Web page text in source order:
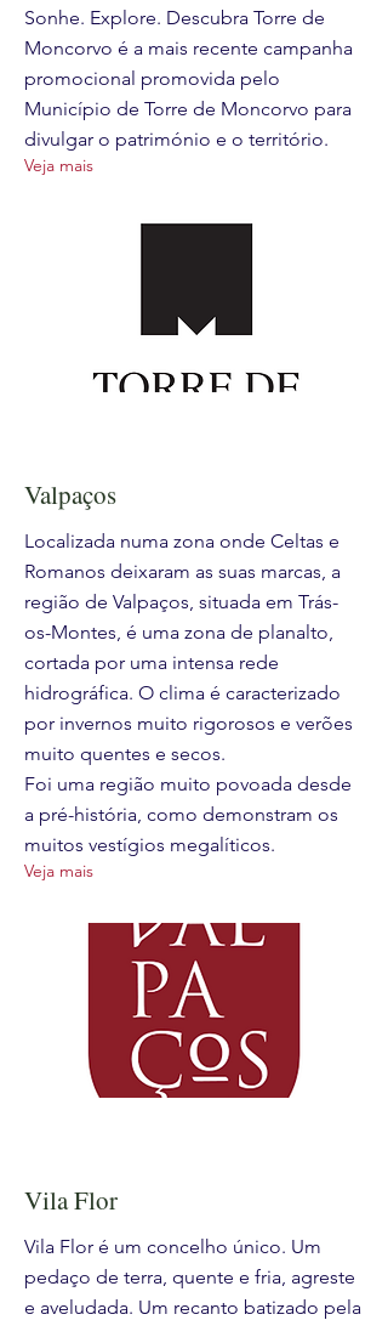
Sonhe. Explore. Descubra Torre de
Moncorvo é a mais recente campanha
promocional promovida pelo
Município de Torre de Moncorvo para
divulgar o património e o território.
Veja mais
Valpaços
Localizada numa zona onde Celtas e
Romanos deixaram as suas marcas, a
região de Valpaços, situada em Trás-
os-Montes, é uma zona de planalto,
cortada por uma intensa rede
hidrográfica. O clima é caracterizado
por invernos muito rigorosos e verões
muito quentes e secos.
Foi uma região muito povoada desde
a pré-história, como demonstram os
muitos vestígios megalíticos.
Veja mais
Vila Flor
Vila Flor é um concelho único. Um
pedaço de terra, quente e fria, agreste
e aveludada. Um recanto batizado pela